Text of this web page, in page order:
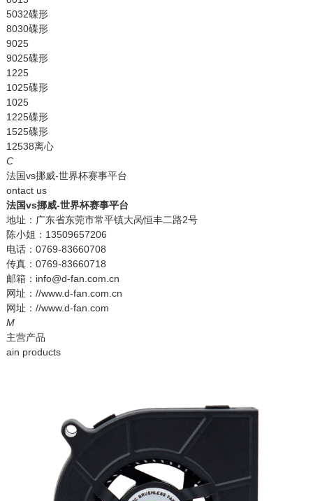
5032碟形
8030碟形
9025
9025碟形
1225
1025碟形
1025
1225碟形
1525碟形
12538离心
C
法国vs挪威-世界杯赛事平台
ontact us
法国vs挪威-世界杯赛事平台
地址：广东省东莞市常平镇大呙恒丰二路2号
陈小姐：13509657206
电话：0769-83660708
传真：0769-83660718
邮箱：info@d-fan.com.cn
网址：//www.d-fan.com.cn
网址：//www.d-fan.com
M
主营产品
ain products